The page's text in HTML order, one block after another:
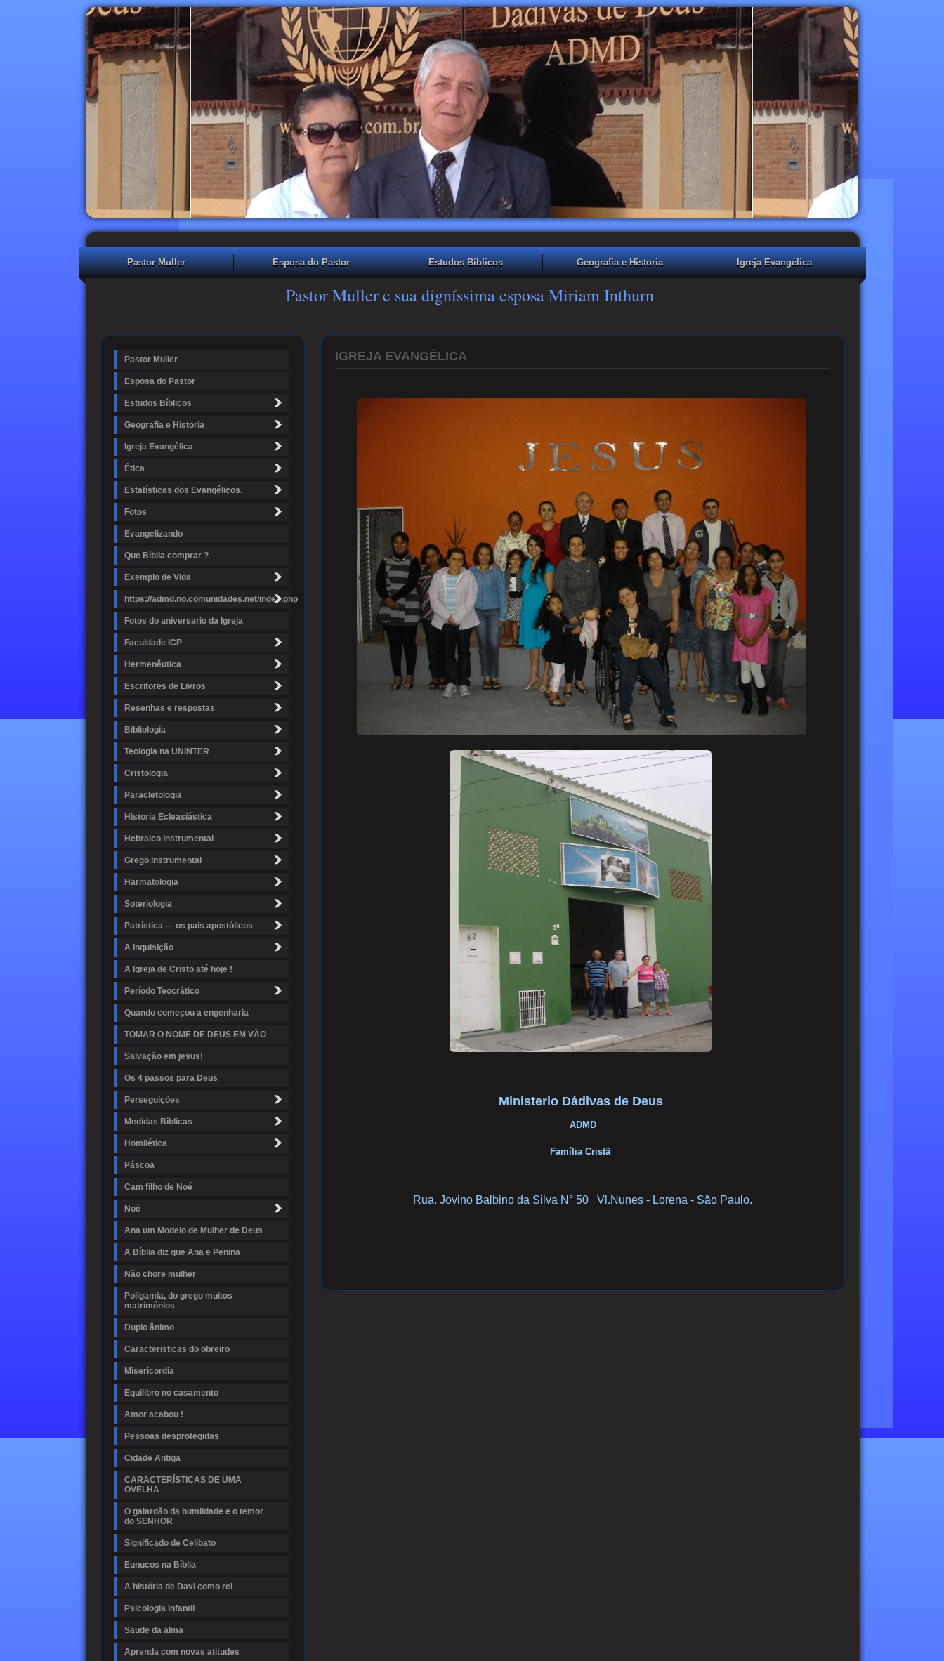
Pastor Muller Esposa do Pastor Estudos Bíblicos Geografia e Historia Igreja Evangélica
Pastor Muller e sua digníssima esposa Miriam Inthurn
Pastor Muller
Esposa do Pastor
Estudos Bíblicos
Geografia e Historia
Igreja Evangélica
Ética
Estatísticas dos Evangélicos.
Fotos
Evangelizando
Que Bíblia comprar ?
Exemplo de Vida
https://admd.no.comunidades.net/index.php
Fotos do aniversario da Igreja
Faculdade ICP
Hermenêutica
Escritores de Livros
Resenhas e respostas
Bibliologia
Teologia na UNINTER
Cristologia
Paracletologia
Historia Ecleasiástica
Hebraico Instrumental
Grego Instrumental
Harmatologia
Soteriologia
Patrística — os pais apostólicos
A Inquisição
A Igreja de Cristo até hoje !
Período Teocrático
Quando começou a engenharia
TOMAR O NOME DE DEUS EM VÃO
Salvação em jesus!
Os 4 passos para Deus
Perseguições
Medidas Bíblicas
Homilética
Páscoa
Cam filho de Noé
Noé
Ana um Modelo de Mulher de Deus
A Bíblia diz que Ana e Penina
Não chore mulher
Poligamia, do grego muitos
matrimônios
Duplo ânimo
Caracteristicas do obreiro
Misericordia
Equilibro no casamento
Amor acabou !
Pessoas desprotegidas
Cidade Antiga
CARACTERÍSTICAS DE UMA
OVELHA
O galardão da humildade e o temor
do SENHOR
Significado de Celibato
Eunucos na Bíblia
A história de Davi como rei
Psicologia Infantil
Saude da alma
Aprenda com novas atitudes
IGREJA EVANGÉLICA
Ministerio Dádivas de Deus
ADMD
Família Cristã
Rua. Jovino Balbino da Silva N° 50 Vl.Nunes - Lorena - São Paulo.